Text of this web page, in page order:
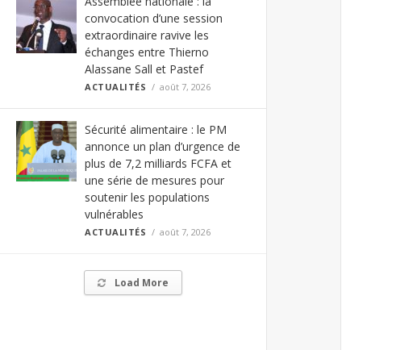
convocation d’une session
extraordinaire ravive les
échanges entre Thierno
Alassane Sall et Pastef
ACTUALITÉS août 7, 2026
Sécurité alimentaire : le PM
annonce un plan d’urgence de
plus de 7,2 milliards FCFA et
une série de mesures pour
soutenir les populations
vulnérables
ACTUALITÉS août 7, 2026
Load More